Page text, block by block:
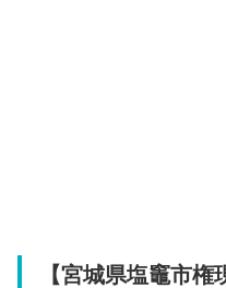
【宮城県塩竈市